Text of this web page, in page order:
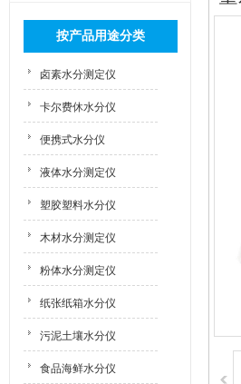
按产品用途分类
卤素水分测定仪
卡尔费休水分仪
便携式水分仪
液体水分测定仪
塑胶塑料水分仪
木材水分测定仪
粉体水分测定仪
纸张纸箱水分仪
污泥土壤水分仪
食品海鲜水分仪